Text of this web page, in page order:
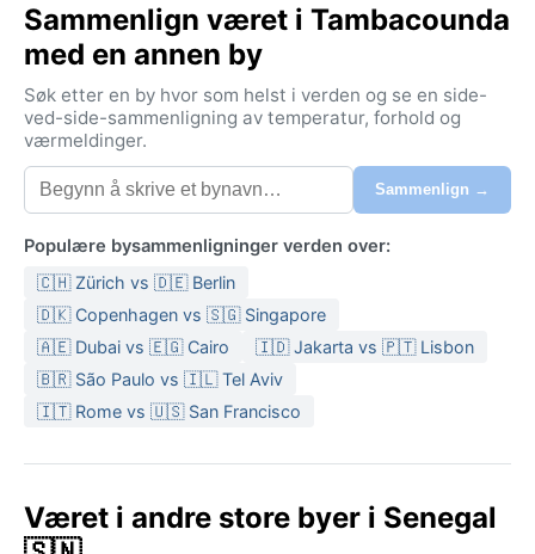
Sammenlign været i Tambacounda
med en annen by
Søk etter en by hvor som helst i verden og se en side-
ved-side-sammenligning av temperatur, forhold og
værmeldinger.
Sammenlign →
Populære bysammenligninger verden over:
🇨🇭 Zürich vs 🇩🇪 Berlin
🇩🇰 Copenhagen vs 🇸🇬 Singapore
🇦🇪 Dubai vs 🇪🇬 Cairo
🇮🇩 Jakarta vs 🇵🇹 Lisbon
🇧🇷 São Paulo vs 🇮🇱 Tel Aviv
🇮🇹 Rome vs 🇺🇸 San Francisco
Været i andre store byer i Senegal